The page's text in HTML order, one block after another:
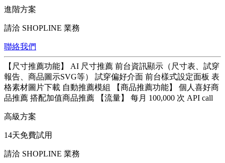
進階方案
請洽 SHOPLINE 業務
聯絡我們
【尺寸推薦功能】 AI 尺寸推薦 前台資訊顯示（尺寸表、試穿
報告、商品圖示SVG等） 試穿偏好介面 前台樣式設定面板 表
格素材圖片下載 自動推薦模組 【商品推薦功能】 個人喜好商
品推薦 搭配加值商品推薦 【流量】 每月 100,000 次 API call
高級方案
14天免費試用
請洽 SHOPLINE 業務